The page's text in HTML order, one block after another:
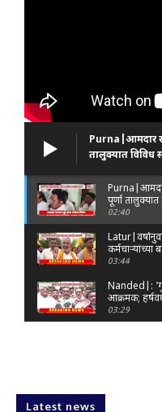
Purna|आमदार
तालुक्यात विविध
Purna|आमदार
पूर्णा
02:40
03:44
Nanded|:
आक्रमक;
03:29
Latest news